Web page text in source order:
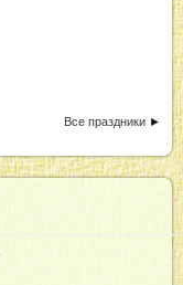
Все праздники ►